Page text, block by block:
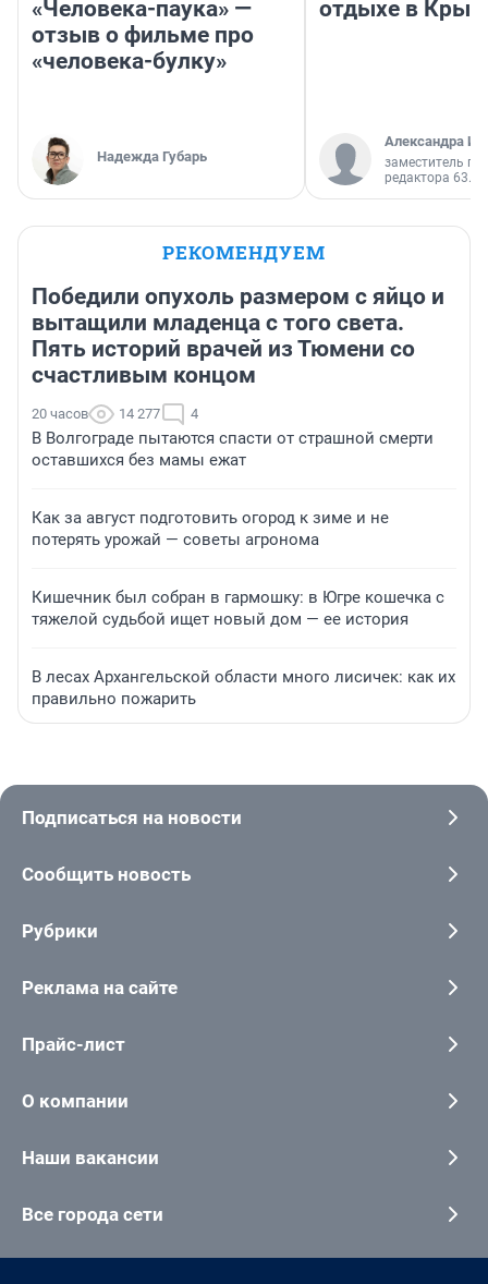
«Человека-паука» —
отзыв о фильме про
«человека-булку»
Надежда Губарь
отдыхе в
Александра
заместитель
редактора 63.RU
РЕКОМЕНДУЕМ
Победили опухоль размером с яйцо и
вытащили младенца с того света.
Пять историй врачей из Тюмени со
счастливым концом
20 часов 14 277 4
В Волгограде пытаются спасти от страшной смерти
оставшихся без мамы ежат
Как за август подготовить огород к зиме и не
потерять урожай — советы агронома
Кишечник был собран в гармошку: в Югре кошечка с
тяжелой судьбой ищет новый дом — ее история
В лесах Архангельской области много лисичек: как их
правильно пожарить
Подписаться на новости
Сообщить новость
Рубрики
Реклама на сайте
Прайс-лист
О компании
Наши вакансии
Все города сети